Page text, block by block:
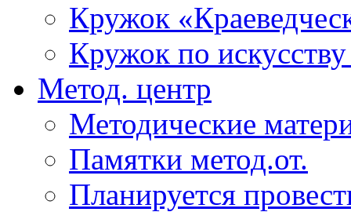
Кружок
Кружок по
Метод. центр
Методические
Памятки метод.от.
Планируется